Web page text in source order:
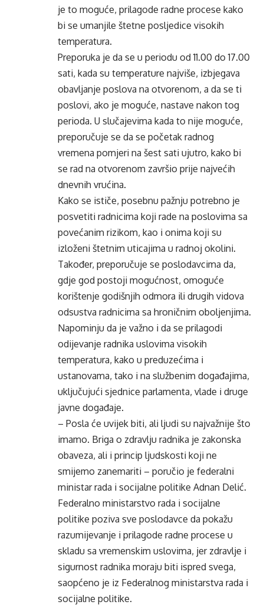
je to moguće, prilagode radne procese kako
bi se umanjile štetne posljedice visokih
temperatura.
Preporuka je da se u periodu od 11.00 do 17.00
sati, kada su temperature najviše, izbjegava
obavljanje poslova na otvorenom, a da se ti
poslovi, ako je moguće, nastave nakon tog
perioda. U slučajevima kada to nije moguće,
preporučuje se da se početak radnog
vremena pomjeri na šest sati ujutro, kako bi
se rad na otvorenom završio prije najvećih
dnevnih vrućina.
Kako se ističe, posebnu pažnju potrebno je
posvetiti radnicima koji rade na poslovima sa
povećanim rizikom, kao i onima koji su
izloženi štetnim uticajima u radnoj okolini.
Također, preporučuje se poslodavcima da,
gdje god postoji mogućnost, omoguće
korištenje godišnjih odmora ili drugih vidova
odsustva radnicima sa hroničnim oboljenjima.
Napominju da je važno i da se prilagodi
odijevanje radnika uslovima visokih
temperatura, kako u preduzećima i
ustanovama, tako i na službenim događajima,
uključujući sjednice parlamenta, vlade i druge
javne događaje.
– Posla će uvijek biti, ali ljudi su najvažnije što
imamo. Briga o zdravlju radnika je zakonska
obaveza, ali i princip ljudskosti koji ne
smijemo zanemariti – poručio je federalni
ministar rada i socijalne politike Adnan Delić.
Federalno ministarstvo rada i socijalne
politike poziva sve poslodavce da pokažu
razumijevanje i prilagode radne procese u
skladu sa vremenskim uslovima, jer zdravlje i
sigurnost radnika moraju biti ispred svega,
saopćeno je iz Federalnog ministarstva rada i
socijalne politike.